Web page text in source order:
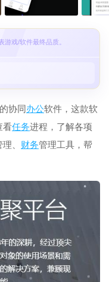
游戏/软件最终品质。
协同办公软件，这款软
看任务进程，了解各项
、 财务管理工具，帮